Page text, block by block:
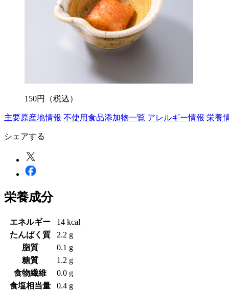
150円 （税込）
主要原産地情報 不使用食品添加物一覧 アレルギー情報 栄養
シェアする
栄養成分
エネルギー
14 kcal
たんぱく質
2.2 g
脂質
0.1 g
糖質
1.2 g
食物繊維
0.0 g
食塩相当量
0.4 g